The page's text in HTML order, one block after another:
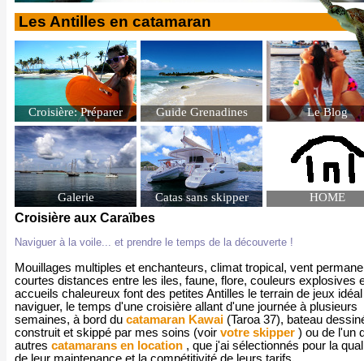
Les Antilles en catamaran
Croisière: Préparer Guide Grenadines Le Blog
Galerie Catas sans skipper HOME
Croisière aux Caraïbes
Naviguer à la voile... et prendre le temps de la découverte !
Mouillages multiples et enchanteurs, climat tropical, vent
courtes distances entre les iles, faune, flore, couleurs explosives
accueils chaleureux font des petites Antilles le terrain de jeux idéal
naviguer, le temps d'une croisière allant d'une journée à plusieurs
semaines, à bord du catamaran Kawai (Taroa 37), bateau
construit et skippé par mes soins (voir votre skipper ) ou de l'un
autres catamarans en location , que j'ai sélectionnés pour la
de leur maintenance et la compétitivité de leurs tarifs.